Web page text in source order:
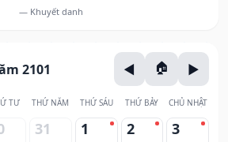
— Khuyết danh
2101
TƯ THỨ NĂM THỨ SÁU THỨ BẢY CHỦ NHẬT
31 1 2 3